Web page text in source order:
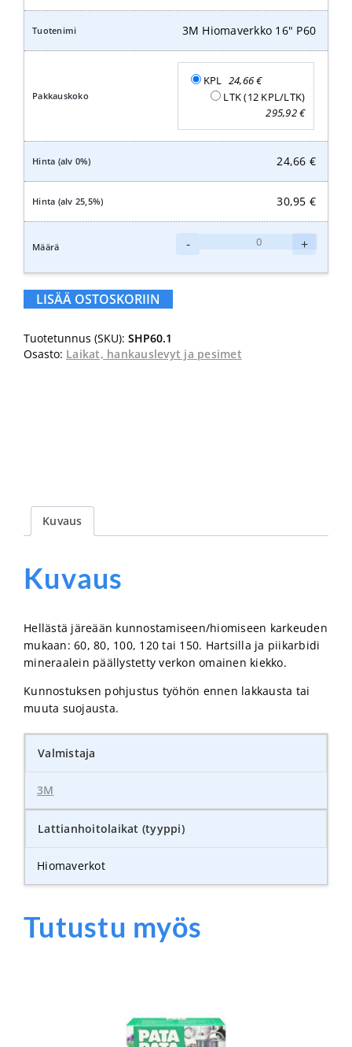
määrä
3M Hiomaverkko 16" P60
KPL 24,66€
LTK (12 KPL/LTK)
295,92€
24,66 €
30,95 €
-
16"
+
LISÄÄ OSTOSKORIIN
Tuotetunnus (SKU): SHP60.1
Osasto: Laikat, hankauslevyt ja pesimet
Kuvaus
Kuvaus
Hellästä järeään kunnostamiseen/hiomiseen karkeuden
mukaan: 60, 80, 100, 120 tai 150. Hartsilla ja piikarbidi
mineraalein päällystetty verkon omainen kiekko.
Kunnostuksen pohjustus työhön ennen lakkausta tai
muuta suojausta.
Valmistaja
3M
Lattianhoitolaikat (tyyppi)
Hiomaverkot
Tutustu myös